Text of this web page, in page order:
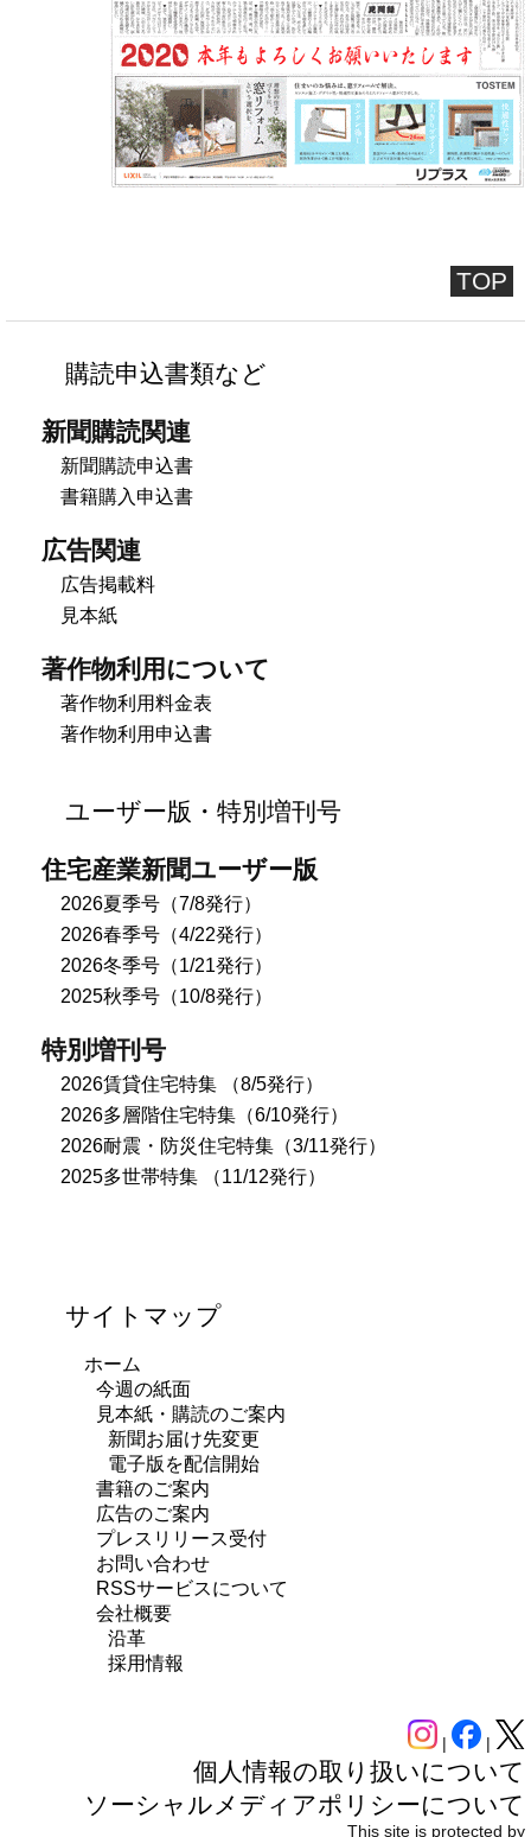
TOP
購読申込書類など
新聞購読関連
新聞購読申込書
書籍購入申込書
広告関連
広告掲載料
見本紙
著作物利用について
著作物利用料金表
著作物利用申込書
ユーザー版・特別増刊号
住宅産業新聞ユーザー版
2026夏季号（7/8発行）
2026春季号（4/22発行）
2026冬季号（1/21発行）
2025秋季号（10/8発行）
特別増刊号
2026賃貸住宅特集 （8/5発行）
2026多層階住宅特集（6/10発行）
2026耐震・防災住宅特集（3/11発行）
2025多世帯特集 （11/12発行）
サイトマップ
ホーム
今週の紙面
見本紙・購読のご案内
新聞お届け先変更
電子版を配信開始
書籍のご案内
広告のご案内
プレスリリース受付
お問い合わせ
RSSサービスについて
会社概要
沿革
採用情報
| |
個人情報の取り扱いについて
ソーシャルメディアポリシーについて
This site is protected by